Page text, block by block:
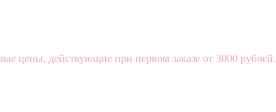
цены, действующие при первом заказе от 3000 рублей.